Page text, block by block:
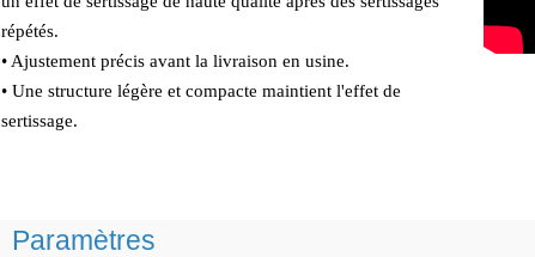
répétés.
• Ajustement précis avant la livraison en usine.
• Une structure légère et compacte maintient l'effet de
sertissage.
Paramètres